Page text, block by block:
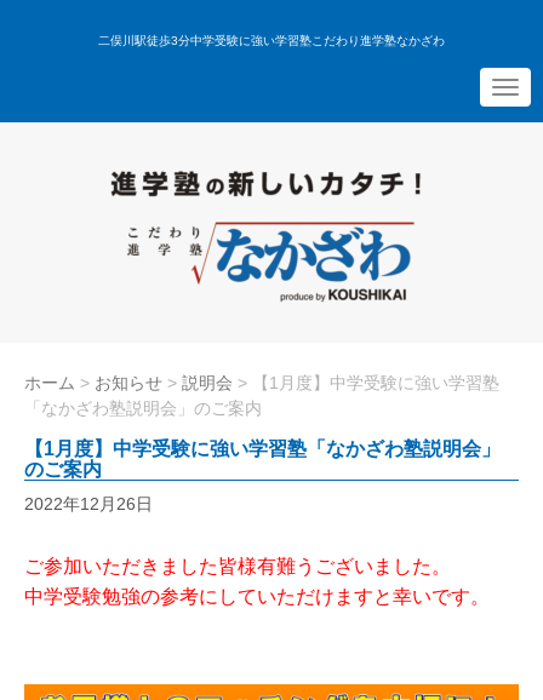
二俣川駅徒歩3分中学受験に強い学習塾こだわり進学塾なかざわ
N
a
v
ホーム > お知らせ > 説明会 >
【1月度】中学受験に強い学習塾
「なかざわ塾説明会」のご案内
【1月度】中学受験に強い学習塾「なかざわ塾説明会」
のご案内
2022年12月26日
ご参加いただきました皆様有難うございました。
中学受験勉強の参考にしていただけますと幸いです。